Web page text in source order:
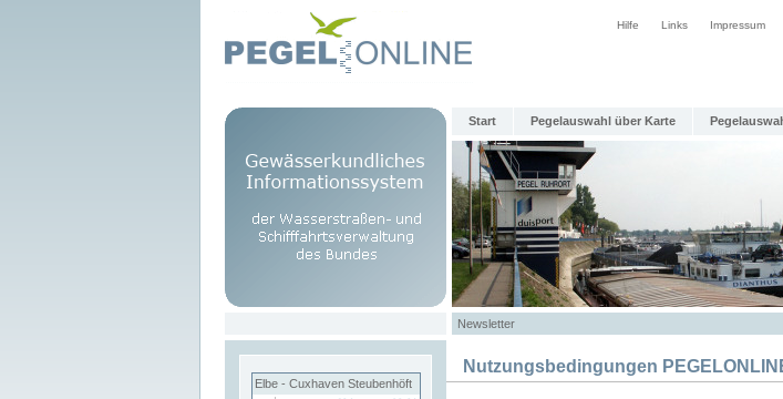
Hilfe Links Impressum
Start Pegelauswahl über Karte
Newsletter
Elbe - Cuxhaven Steubenhöft
Nutzungsbedingungen